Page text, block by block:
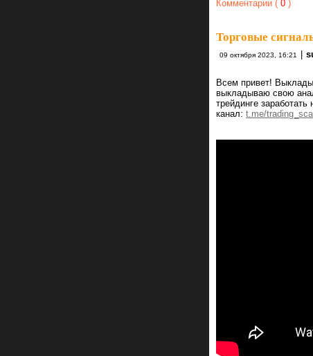
Комментарии ( 0 )
Торговые
09 октября 2023, 16:21
Всем привет!
выкладываю свою
трейдинге
канал: t.me/